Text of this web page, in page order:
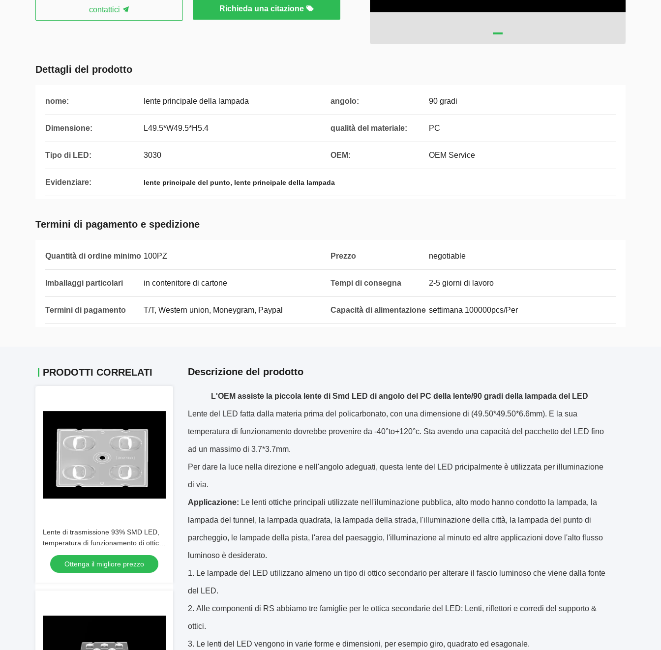
contattici Richieda una citazione
Dettagli del prodotto
nome: lente principale della lampada angolo: 90 gradi
Dimensione: L49.5*W49.5*H5.4 qualità del materiale: PC
Tipo di LED: 3030 OEM: OEM Service
Evidenziare: lente principale del punto, lente principale della lampada
Termini di pagamento e spedizione
Quantità di ordine minimo 100PZ Prezzo negotiable
Imballaggi particolari in contenitore di cartone Tempi di consegna 2-5 giorni di lavoro
Termini di pagamento T/T, Western union, Moneygram, Paypal Capacità di alimentazione settimana 100000pcs/Per
PRODOTTI CORRELATI
Lente di trasmissione 93% SMD LED,
temperatura di funzionamento di ottica
dei riflettori del LED sotto 90℃
Ottenga il migliore prezzo
Descrizione del prodotto
L'OEM assiste la piccola lente di Smd LED di angolo del PC della lente/90 gradi della lampada del LED
Lente del LED fatta dalla materia prima del policarbonato, con una dimensione di (49.50*49.50*6.6mm). E la sua
temperatura di funzionamento dovrebbe provenire da -40°to+120°c. Sta avendo una capacità del pacchetto del LED fino
ad un massimo di 3.7*3.7mm.
Per dare la luce nella direzione e nell'angolo adeguati, questa lente del LED pricipalmente è utilizzata per illuminazione
di via.
Applicazione: Le lenti ottiche principali utilizzate nell'iluminazione pubblica, alto modo hanno condotto la lampada, la
lampada del tunnel, la lampada quadrata, la lampada della strada, l'illuminazione della città, la lampada del punto di
parcheggio, le lampade della pista, l'area del paesaggio, l'illuminazione al minuto ed altre applicazioni dove l'alto flusso
luminoso è desiderato.
Le lampade del LED utilizzano almeno un tipo di ottico secondario per alterare il fascio luminoso che viene dalla fonte
del LED.
Alle componenti di RS abbiamo tre famiglie per le ottica secondarie del LED: Lenti, riflettori e corredi del supporto &
ottici.
Le lenti del LED vengono in varie forme e dimensioni, per esempio giro, quadrato ed esagonale.